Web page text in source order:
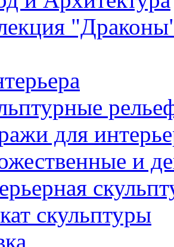
для
и
скульптуры